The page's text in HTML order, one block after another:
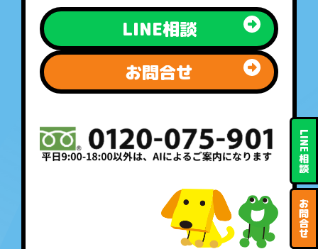
LINE
相
談
お
問
合
せ
LINE相談
お問合せ